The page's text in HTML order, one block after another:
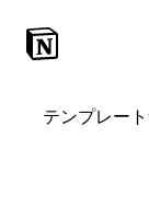
テンプレート